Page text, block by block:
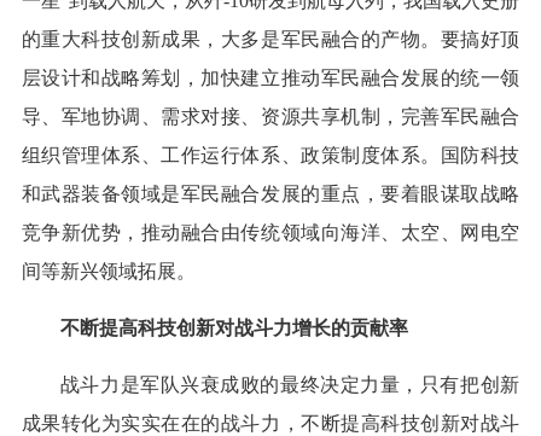
的重大科技创新成果，大多是军民融合的产物。要搞好顶
层设计和战略筹划，加快建立推动军民融合发展的统一领
导、军地协调、需求对接、资源共享机制，完善军民融合
组织管理体系、工作运行体系、政策制度体系。国防科技
和武器装备领域是军民融合发展的重点，要着眼谋取战略
竞争新优势，推动融合由传统领域向海洋、太空、网电空
间等新兴领域拓展。
不断提高科技创新对战斗力增长的贡献率
战斗力是军队兴衰成败的最终决定力量，只有把创新
成果转化为实实在在的战斗力，不断提高科技创新对战斗